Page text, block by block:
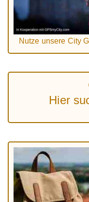
Nutze unsere City
Hier